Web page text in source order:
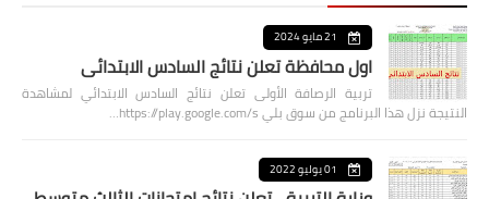
21 مايو 2024
اول محافظة تعلن نتائج السادس الابتدائي
تربية الرصافة الأولى تعلن نتائج السادس الابتدائي لمشاهدة
النتيجة نزل هذا البرنامج من سوق بلي https://play.google.com/s…
01 يوليو 2022